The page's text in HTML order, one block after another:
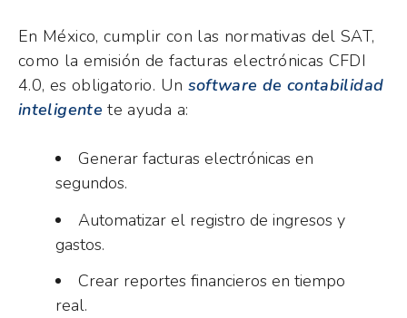
En México, cumplir con las normativas del SAT,
como la emisión de facturas electrónicas CFDI
4.0, es obligatorio. Un software de contabilidad
inteligente te ayuda a:
Generar facturas electrónicas en
segundos.
Automatizar el registro de ingresos y
gastos.
Crear reportes financieros en tiempo
real.